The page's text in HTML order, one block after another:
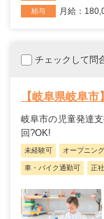
給与 月給：
チェックして問
【岐阜県岐阜
岐阜市の児童発達
回?OK!
未経験可 オープニング
車・バイク通勤可 正